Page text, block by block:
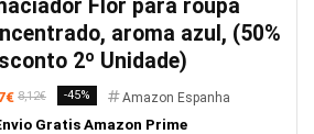
Flor para roupa
aroma azul, (50%
2º Unidade)
8,12€ -45% Amazon Espanha
Gratis Amazon Prime